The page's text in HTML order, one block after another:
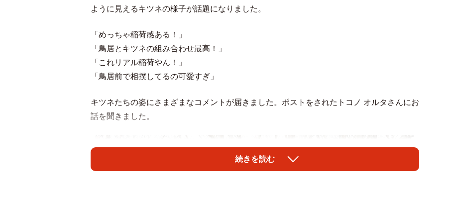
ように見えるキツネの様子が話題になりました。
「めっちゃ稲荷感ある！」
「鳥居とキツネの組み合わせ最高！」
「これリアル稲荷やん！」
「鳥居前で相撲してるの可愛すぎ」
キツネたちの姿にさまざまなコメントが届きました。ポストをされたトコノ オルタさんにお
話を聞きました。
続きを読む